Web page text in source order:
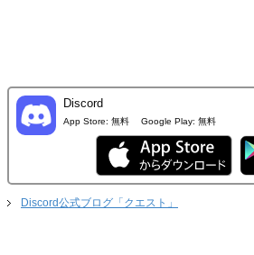
Discord
App Store: 無料 Google Play: 無料
Discord公式ブログ「クエスト」